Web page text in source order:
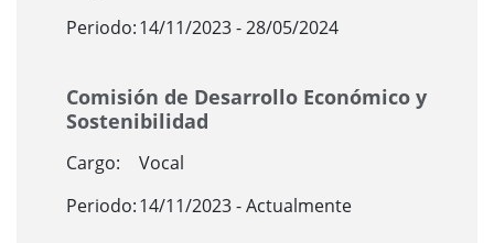
Periodo:14/11/2023 - 28/05/2024
Comisión de Desarrollo Económico y
Sostenibilidad
Cargo:
Vocal
Periodo:14/11/2023 - Actualmente